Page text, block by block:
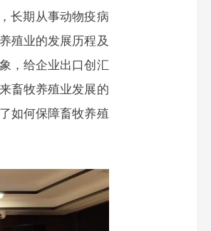
长期从事动物疫病
殖业的发展历程及
，给企业出口创汇
畜牧养殖业发展的
如何保障畜牧养殖